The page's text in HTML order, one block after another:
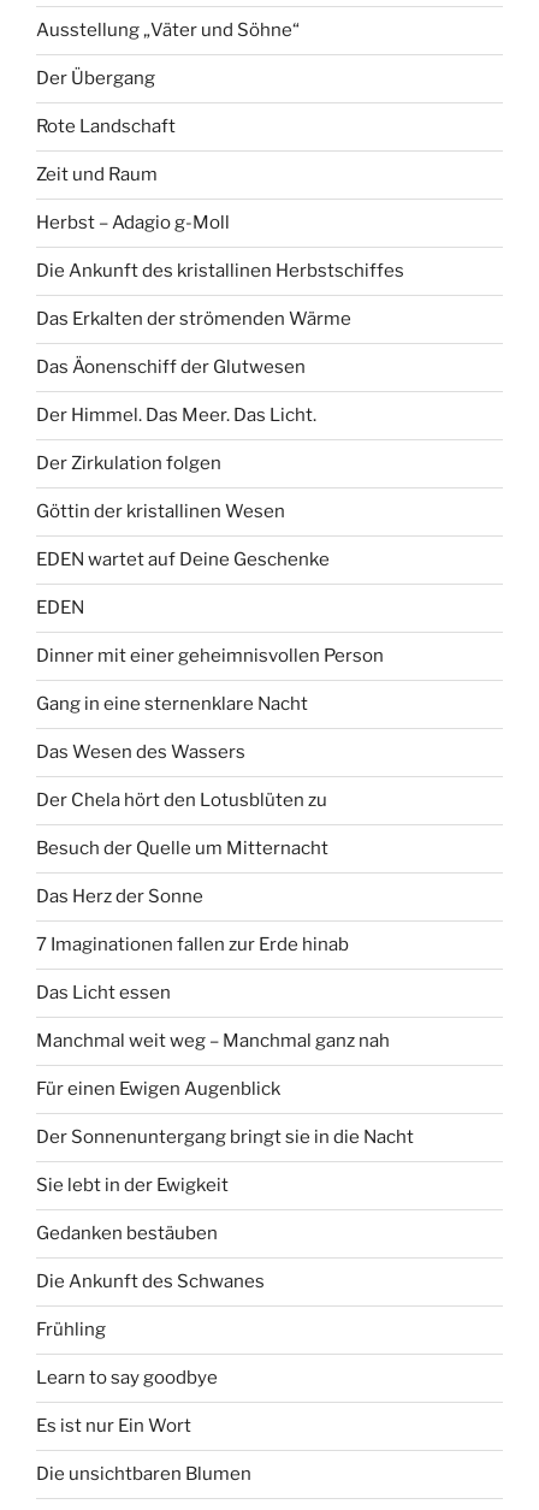
Ausstellung „Väter und Söhne“
Der Übergang
Rote Landschaft
Zeit und Raum
Herbst – Adagio g-Moll
Die Ankunft des kristallinen Herbstschiffes
Das Erkalten der strömenden Wärme
Das Äonenschiff der Glutwesen
Der Himmel. Das Meer. Das Licht.
Der Zirkulation folgen
Göttin der kristallinen Wesen
EDEN wartet auf Deine Geschenke
EDEN
Dinner mit einer geheimnisvollen Person
Gang in eine sternenklare Nacht
Das Wesen des Wassers
Der Chela hört den Lotusblüten zu
Besuch der Quelle um Mitternacht
Das Herz der Sonne
7 Imaginationen fallen zur Erde hinab
Das Licht essen
Manchmal weit weg – Manchmal ganz nah
Für einen Ewigen Augenblick
Der Sonnenuntergang bringt sie in die Nacht
Sie lebt in der Ewigkeit
Gedanken bestäuben
Die Ankunft des Schwanes
Frühling
Learn to say goodbye
Es ist nur Ein Wort
Die unsichtbaren Blumen